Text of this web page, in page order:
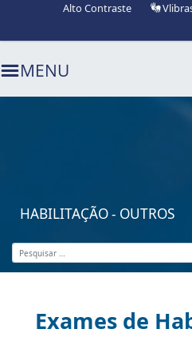
Ir para o menu (alt+1)
Ir para o busca (alt+2)
Ir para o conteúdo (alt+3)
Alto Contraste
MENU
HABILITAÇÃO - OUTROS